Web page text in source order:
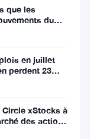
que les
du
en juillet
perdent 23
Circle xStocks à
des actions